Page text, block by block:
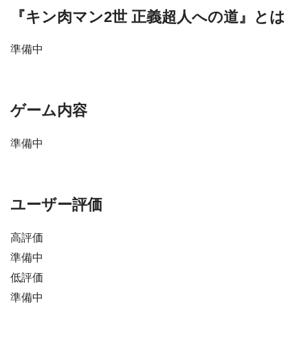
『キン肉マン2世 正義超人への道』とは
準備中
ゲーム内容
準備中
ユーザー評価
高評価
準備中
低評価
準備中